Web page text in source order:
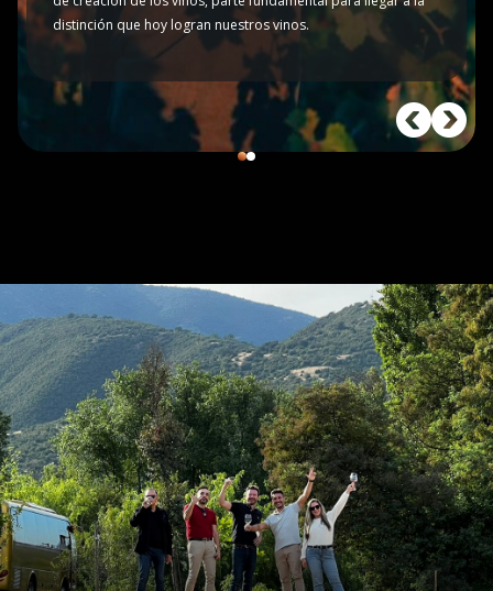
distinción que hoy logran nuestros